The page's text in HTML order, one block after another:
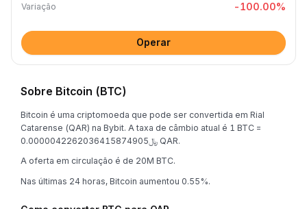
Variação -100.00%
Operar
Sobre Bitcoin (BTC)
Bitcoin é uma criptomoeda que pode ser convertida em Rial
Catarense (QAR) na Bybit. A taxa de câmbio atual é 1 BTC =
﷼0.0000042262036415874905 QAR.
A oferta em circulação é de 20M BTC.
Nas últimas 24 horas, Bitcoin aumentou 0.55%.